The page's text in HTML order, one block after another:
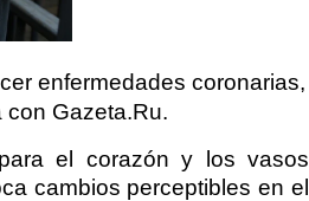
enfermedades coronarias,
con Gazeta.Ru.
el corazón y los vasos
cambios perceptibles en el